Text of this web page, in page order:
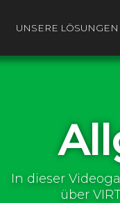
UNSERE LÖSUNGEN
In dieser
über